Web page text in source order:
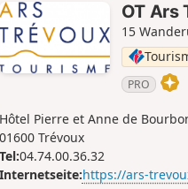
OT Ars
15
PRO
Hôtel Pierre et Anne de
01600 Trévoux
Tel:04.74.00.36.32
Internetseite:https://ars-